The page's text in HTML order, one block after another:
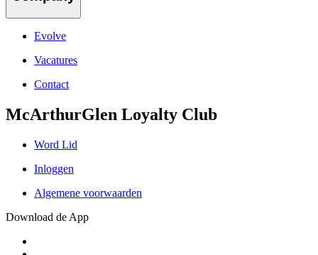
Evolve
Vacatures
Contact
McArthurGlen Loyalty Club
Word Lid
Inloggen
Algemene voorwaarden
Download de App